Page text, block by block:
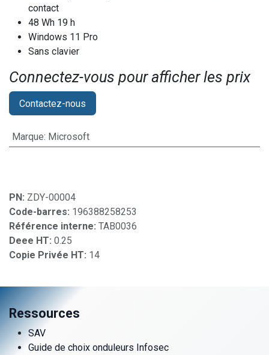
contact
48 Wh 19 h
Windows 11 Pro
Sans clavier
Connectez-vous pour afficher les prix​
Contactez-nous
Marque: Microsoft
PN: ZDY-00004
Code-barres: 196388258253
Référence interne: TAB0036
Deee HT: 0.25
Copie Privée HT: 14
Ressources
SAV
Guide de choix onduleurs Infosec